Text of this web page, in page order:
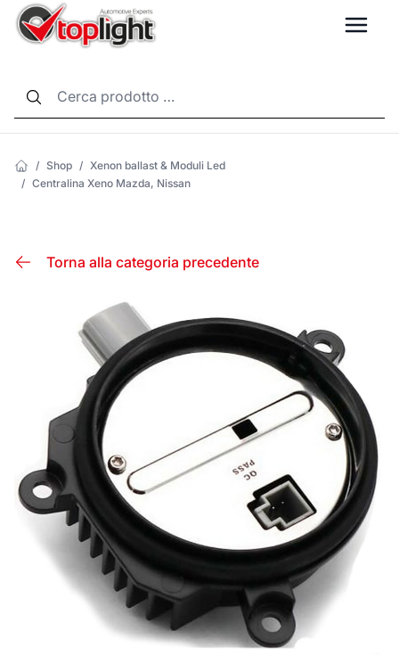
/ Shop / Xenon ballast & Moduli Led
/ Centralina Xeno Mazda, Nissan
Torna alla categoria precedente